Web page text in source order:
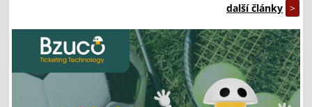
další články >